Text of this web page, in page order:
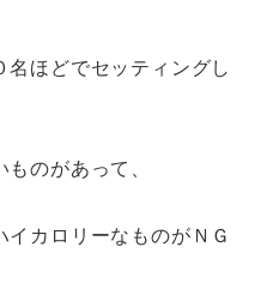
名ほどでセッティングし
のがあって、
カロリーなものがＮＧ